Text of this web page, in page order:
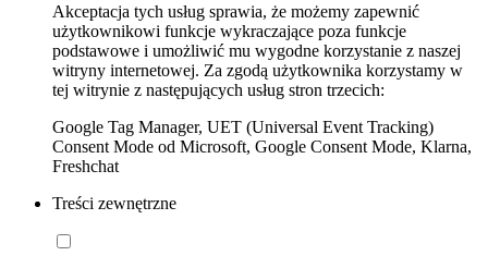
Akceptacja tych usług sprawia, że możemy zapewnić
użytkownikowi funkcje wykraczające poza funkcje
podstawowe i umożliwić mu wygodne korzystanie z naszej
witryny internetowej. Za zgodą użytkownika korzystamy w
tej witrynie z następujących usług stron trzecich:
Google Tag Manager, UET (Universal Event Tracking)
Consent Mode od Microsoft, Google Consent Mode, Klarna,
Freshchat
Treści zewnętrzne